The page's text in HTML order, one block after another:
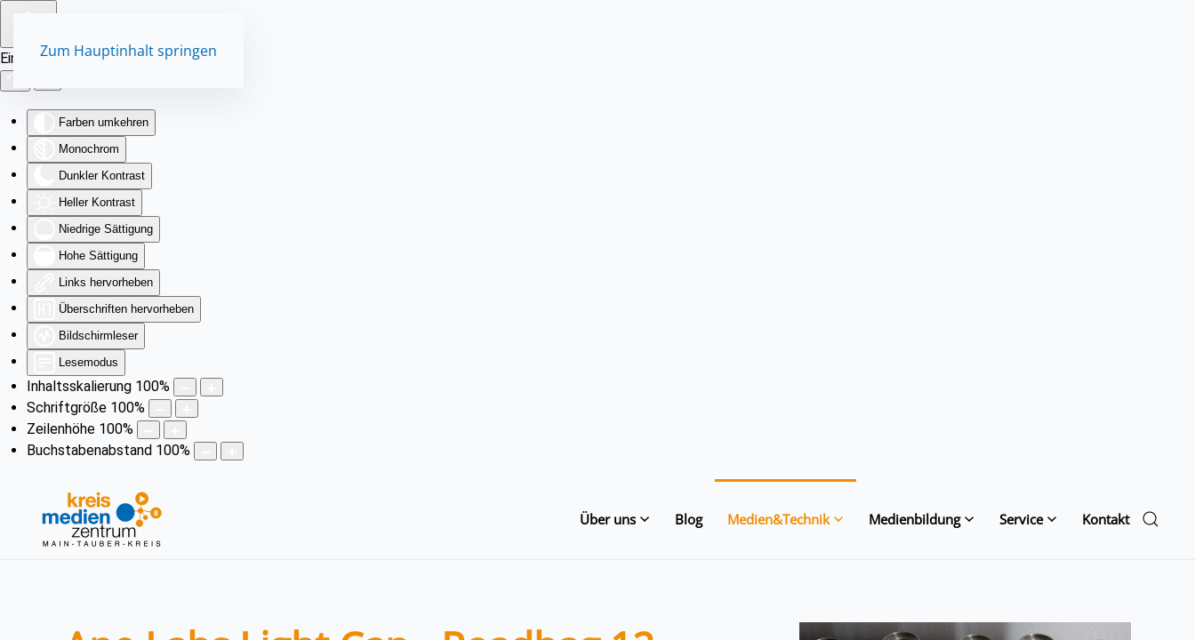
Eingabehilfen öffnen
Farben umkehren
Monochrom
Dunkler Kontrast
Heller Kontrast
Niedrige Sättigung
Hohe Sättigung
Links hervorheben
Überschriften hervorheben
Bildschirmleser
Lesemodus
Inhaltsskalierung 100%
Schriftgröße 100%
Zeilenhöhe 100%
Buchstabenabstand 100%
Zum Hauptinhalt springen
Über uns Blog Medien&Technik Medienbildung Service Kontakt